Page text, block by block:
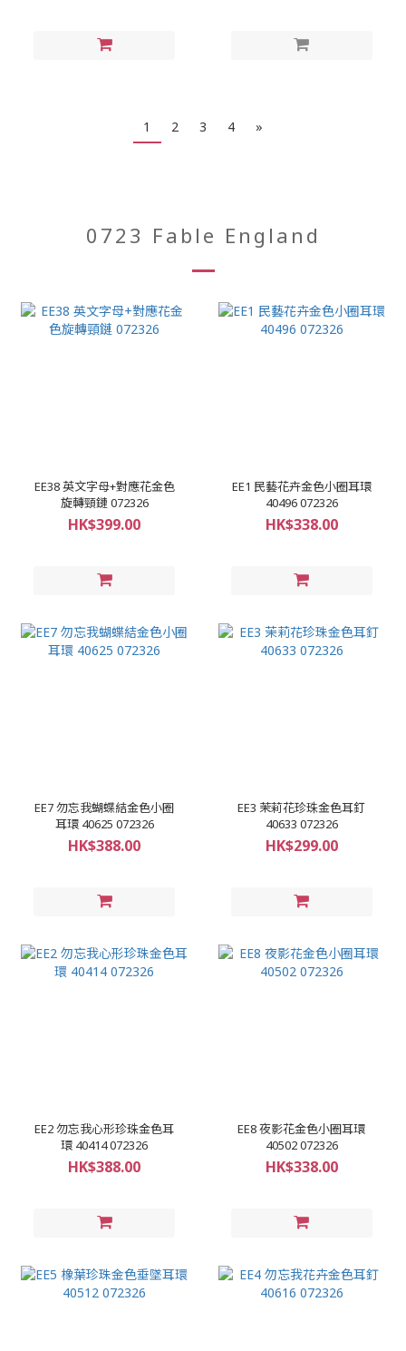
1 2 3 4 »
0723 Fable England
EE38 英文字母+對應花金色
旋轉頸鏈 072326
HK$399.00
EE1 民藝花卉金色小圈耳環
40496 072326
HK$338.00
EE7 勿忘我蝴蝶結金色小圈
耳環 40625 072326
HK$388.00
EE3 茉莉花珍珠金色耳釘
40633 072326
HK$299.00
EE2 勿忘我心形珍珠金色耳
環 40414 072326
HK$388.00
EE8 夜影花金色小圈耳環
40502 072326
HK$338.00